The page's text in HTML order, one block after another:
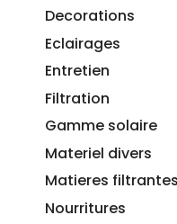
Decorations
Eclairages
Entretien
Filtration
Gamme solaire
Materiel divers
Matieres filtrantes
Nourritures